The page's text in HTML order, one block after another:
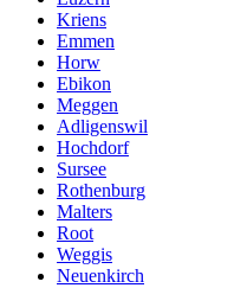
Kriens
Emmen
Horw
Ebikon
Meggen
Adligenswil
Hochdorf
Sursee
Rothenburg
Malters
Root
Weggis
Neuenkirch